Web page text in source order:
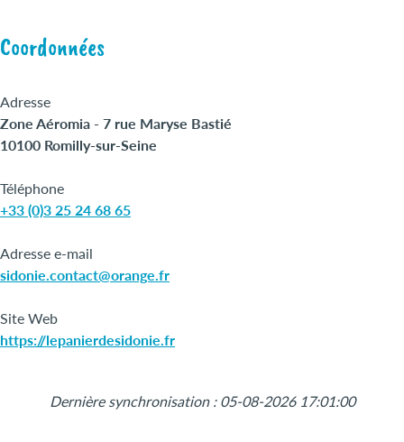
Coordonnées
Adresse
Zone Aéromia - 7 rue Maryse Bastié
10100 Romilly-sur-Seine
Téléphone
+33 (0)3 25 24 68 65
Adresse e-mail
sidonie.contact@orange.fr
Site Web
https://lepanierdesidonie.fr
Dernière synchronisation : 05-08-2026 17:01:00